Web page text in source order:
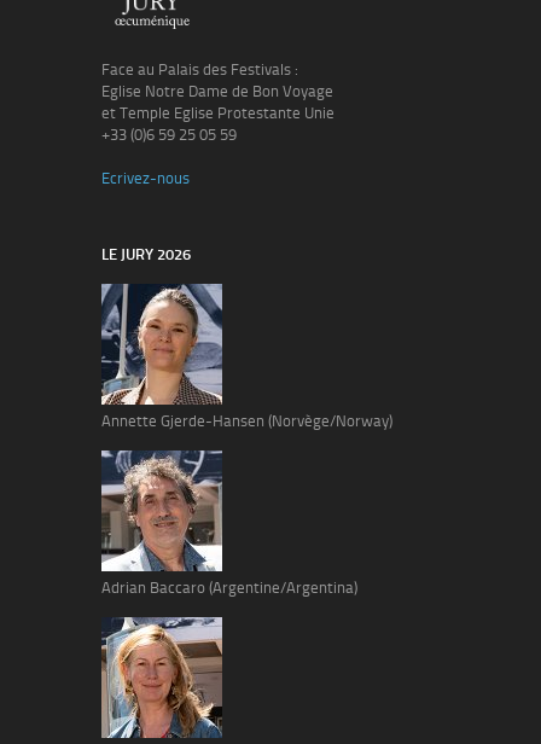
Face au Palais des Festivals :
Eglise Notre Dame de Bon Voyage
et Temple Eglise Protestante Unie
+33 (0)6 59 25 05 59
Ecrivez-nous
LE JURY 2026
Annette Gjerde-Hansen (Norvège/Norway)
Adrian Baccaro (Argentine/Argentina)